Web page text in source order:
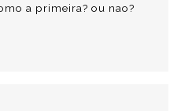
a primeira? ou nao?